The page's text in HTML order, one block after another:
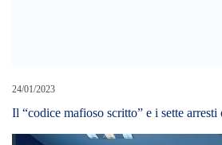
24/01/2023
Il “codice mafioso scritto” e i sette arresti